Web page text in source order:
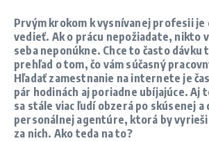
Prvým krokom k vysnívanej profesii je
vedieť. Ak o prácu nepožiadate, nikto
seba neponúkne. Chce to často
prehľad o tom, čo vám súčasný
Hľadať zamestnanie na internete je
pár hodinách aj poriadne ubíjajúce. Aj
sa stále viac ľudí obzerá po skúsenej
personálnej agentúre, ktorá by
za nich. Ako teda na to?